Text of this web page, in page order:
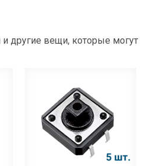
другие вещи, которые могут